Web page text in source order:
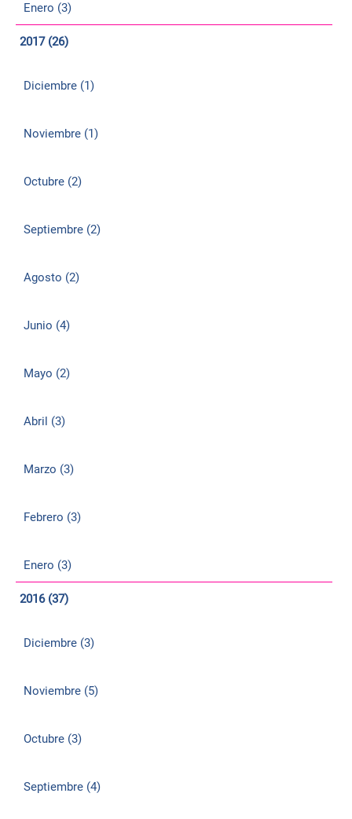
Enero (3)
2017 (26)
Diciembre (1)
Noviembre (1)
Octubre (2)
Septiembre (2)
Agosto (2)
Junio (4)
Mayo (2)
Abril (3)
Marzo (3)
Febrero (3)
Enero (3)
2016 (37)
Diciembre (3)
Noviembre (5)
Octubre (3)
Septiembre (4)